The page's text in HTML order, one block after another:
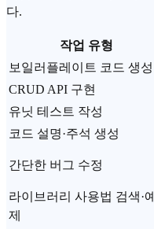
다.
작업 유형
보일러플레이트 코드 생성
CRUD API 구현
유닛 테스트 작성
코드 설명·주석 생성
간단한 버그 수정
라이브러리 사용법 검색·예
제